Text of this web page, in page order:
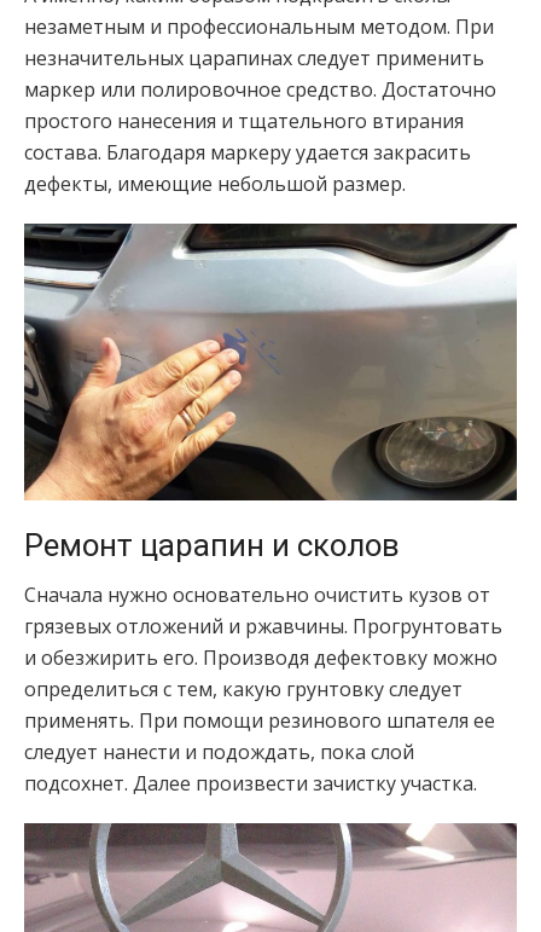
незаметным и профессиональным методом. При
незначительных царапинах следует применить
маркер или полировочное средство. Достаточно
простого нанесения и тщательного втирания
состава. Благодаря маркеру удается закрасить
дефекты, имеющие небольшой размер.
Ремонт царапин и сколов
Сначала нужно основательно очистить кузов от
грязевых отложений и ржавчины. Прогрунтовать
и обезжирить его. Производя дефектовку можно
определиться с тем, какую грунтовку следует
применять. При помощи резинового шпателя ее
следует нанести и подождать, пока слой
подсохнет. Далее произвести зачистку участка.